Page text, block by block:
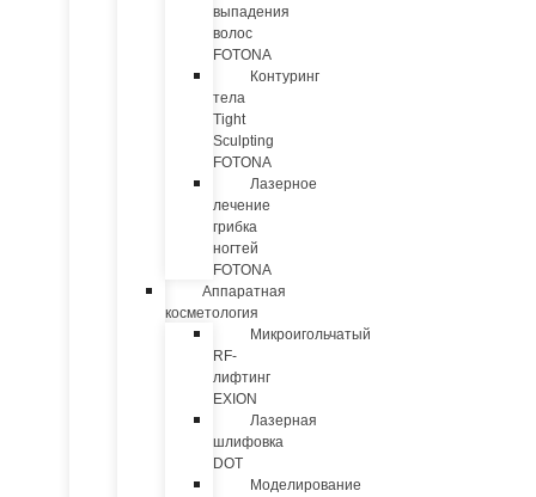
выпадения
волос
FOTONA
Контуринг
тела
Tight
Sculpting
FOTONA
Лазерное
лечение
грибка
ногтей
FOTONA
Аппаратная
косметология
Микроигольчатый
RF-
лифтинг
EXION
Лазерная
шлифовка
DOT
Моделирование